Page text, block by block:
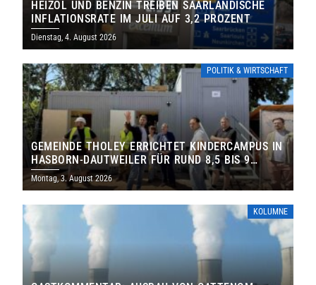
HEIZÖL UND BENZIN TREIBEN SAARLÄNDISCHE
INFLATIONSRATE IM JULI AUF 3,2 PROZENT
Dienstag, 4. August 2026
POLITIK & WIRTSCHAFT
GEMEINDE THOLEY ERRICHTET KINDERCAMPUS IN
HASBORN-DAUTWEILER FÜR RUND 8,5 BIS 9
MILLIONEN EURO
Montag, 3. August 2026
KOLUMNE